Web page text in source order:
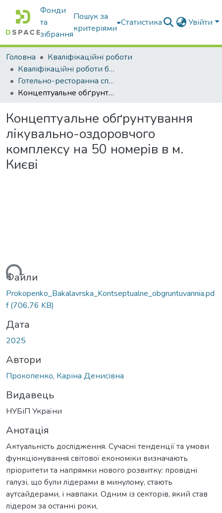
Фонди
та
зібрання
Пошук за
критеріями
Статистика Увійти
Головна
Кваліфікаційні роботи
Кваліфікаційні роботи бакалаврів
Готельно-ресторанна справа
Концептуальне обґрунтування лікувально-оздоровчого комплексу на 50 номерів в м. Києві
Концептуальне обґрунтування
лікувально-оздоровчого
комплексу на 50 номерів в м.
Києві
Файли
Prokopenko_Bakalavrska_Kontseptualne_obgruntuvannia.pd
f(706,76 KB)
Дата
2025
Автори
Прокопенко, Каріна Денисівна
Видавець
НУБіП України
Анотація
Актуальність дослідження. Сучасні тенденції та умови
функціонування світової економіки визначають
пріоритети та напрямки нового розвитку: провідні
галузі, що були лідерами в минулому, стають
аутсайдерами, і навпаки. Одним із секторів, який став
лідером за останні роки,